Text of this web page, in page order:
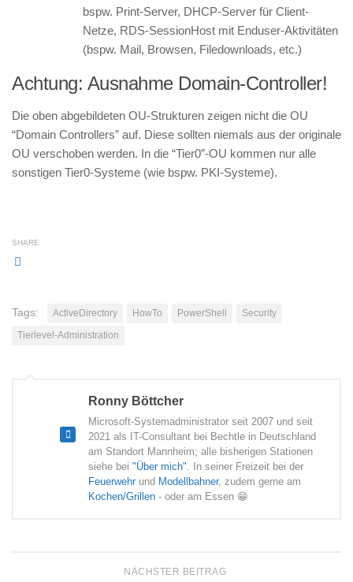
bspw. Print-Server, DHCP-Server für Client-
Netze, RDS-SessionHost mit Enduser-Aktivitäten
(bspw. Mail, Browsen, Filedownloads, etc.)
Achtung: Ausnahme Domain-Controller!
Die oben abgebildeten OU-Strukturen zeigen nicht die OU
“Domain Controllers” auf. Diese sollten niemals aus der originale
OU verschoben werden. In die “Tier0”-OU kommen nur alle
sonstigen Tier0-Systeme (wie bspw. PKI-Systeme).
SHARE
Tags: ActiveDirectory HowTo PowerShell
Security
Tierlevel-Administration
Ronny Böttcher
Microsoft-Systemadministrator seit 2007 und seit
2021 als IT-Consultant bei Bechtle in Deutschland
am Standort Mannheim; alle bisherigen Stationen
siehe bei "Über mich". In seiner Freizeit bei der
Feuerwehr und Modellbahner, zudem gerne am
Kochen/Grillen - oder am Essen 😁
NÄCHSTER BEITRAG